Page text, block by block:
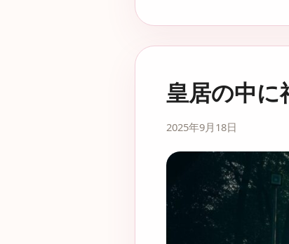
皇居の中に
2025年9月18日